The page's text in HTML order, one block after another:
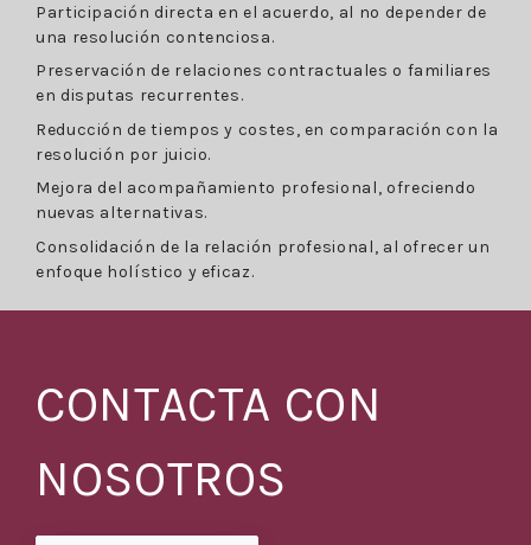
Participación directa en el acuerdo, al no depender de
una resolución contenciosa.
Preservación de relaciones contractuales o familiares
en disputas recurrentes.
Reducción de tiempos y costes, en comparación con la
resolución por juicio.
Mejora del acompañamiento profesional, ofreciendo
nuevas alternativas.
Consolidación de la relación profesional, al ofrecer un
enfoque holístico y eficaz.
CONTACTA CON
NOSOTROS